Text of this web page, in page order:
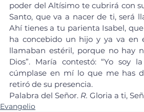
poder del Altísimo te cubrirá con
Santo, que va a nacer de ti, será
Ahí tienes a tu parienta Isabel,
ha concebido un hijo y ya va en
llamaban estéril, porque no hay
Dios”. María contestó: “Yo soy
cúmplase en mí lo que me has
retiró de su presencia.
Palabra del Señor. R. Gloria a ti,
Evangelio